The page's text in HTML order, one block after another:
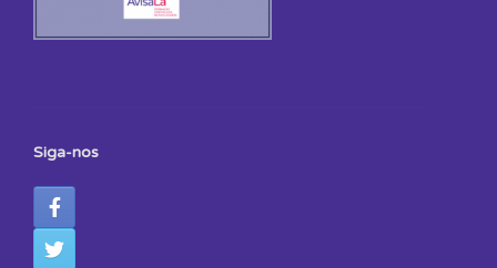
Siga-nos